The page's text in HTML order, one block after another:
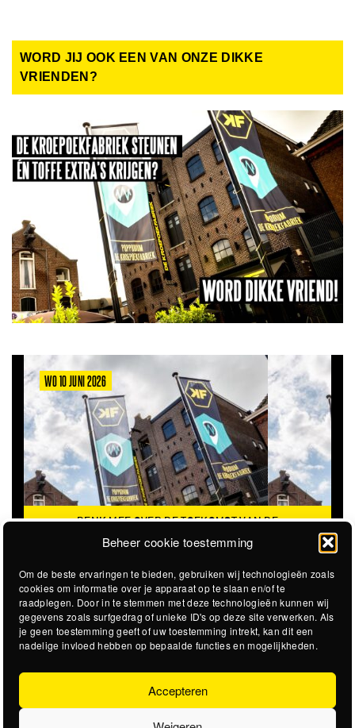
Beheer cookie toestemming
Om de beste ervaringen te bieden, gebruiken wij technologieën zoals
cookies om informatie over je apparaat op te slaan en/of te
raadplegen. Door in te stemmen met deze technologieën kunnen wij
gegevens zoals surfgedrag of unieke ID's op deze site verwerken. Als
je geen toestemming geeft of uw toestemming intrekt, kan dit een
nadelige invloed hebben op bepaalde functies en mogelijkheden.
Accepteren
WORD JIJ OOK EEN VAN ONZE DIKKE
VRIENDEN?
WO 10 JUNI 2026
DENK MEE OVER DE TOEKOMST VAN DE
KROEPOEKFABRIEK